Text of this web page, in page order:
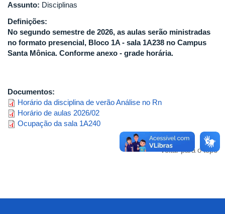
Assunto: Disciplinas
Definições:
No segundo semestre de 2026, as aulas serão ministradas
no formato presencial, Bloco 1A - sala 1A238 no Campus
Santa Mônica. Conforme anexo - grade horária.
Documentos:
Horário da disciplina de verão Análise no Rn
Horário de aulas 2026/02
Ocupação da sala 1A240
Voltar para o topo